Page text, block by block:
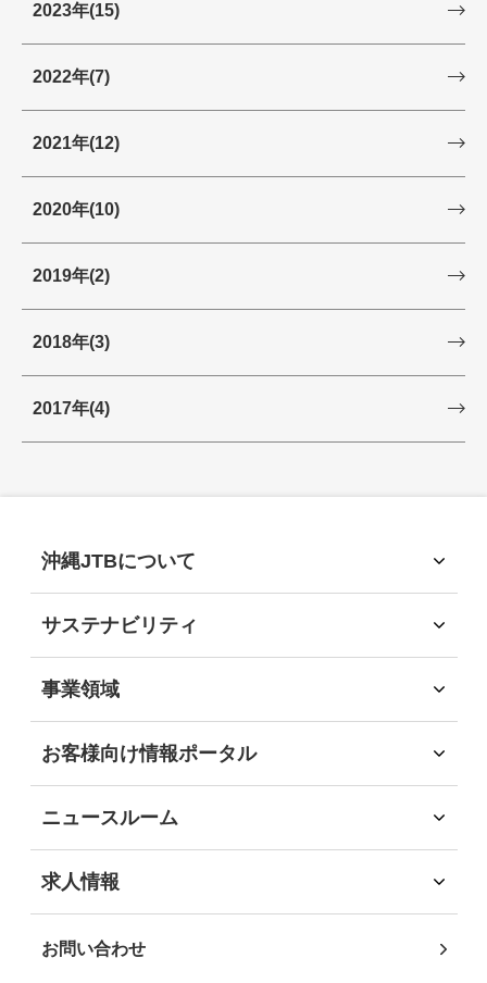
2023年(15)
2022年(7)
2021年(12)
2020年(10)
2019年(2)
2018年(3)
2017年(4)
沖縄JTBについて
経営理念
会社概要
会社沿革
サステナビリティ
環境
社会
経済
DEIB推進
沖縄JTB サステナビリティレポート2025
事業領域
ソリューション領域
自社企画・運営領域
お客様向け情報ポータル
自治体・行政機関のお客様
学校・教育機関のお客様
事業パートナーの皆様
ニュースルーム
求人情報
お問い合わせ